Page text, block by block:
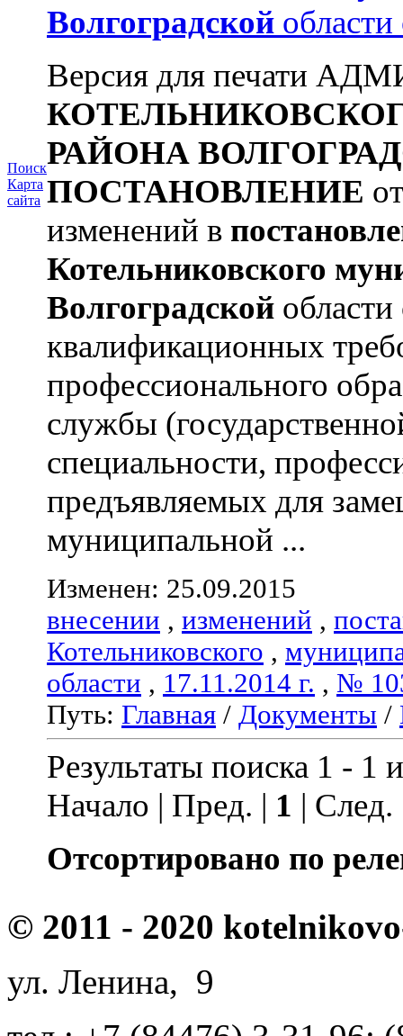
Поиск
Карта
сайта
Волгоградской
Версия для печати
РАЙОНА
ПОСТАНОВЛЕНИЕ
изменений в
Котельниковского
Волгоградской
квалификационных
профессионального
службы
специальности,
предъявляемых для
муниципальной ...
Изменен: 25.09.2015
внесении , изменений ,
Котельниковского ,
области , 17.11.2014 г. , №
Путь: Главная / Документы /
Результаты поиска 1 - 1
Начало | Пред. | 1 |
Отсортировано по
© 2011 - 2020
ул. Ленина, 9